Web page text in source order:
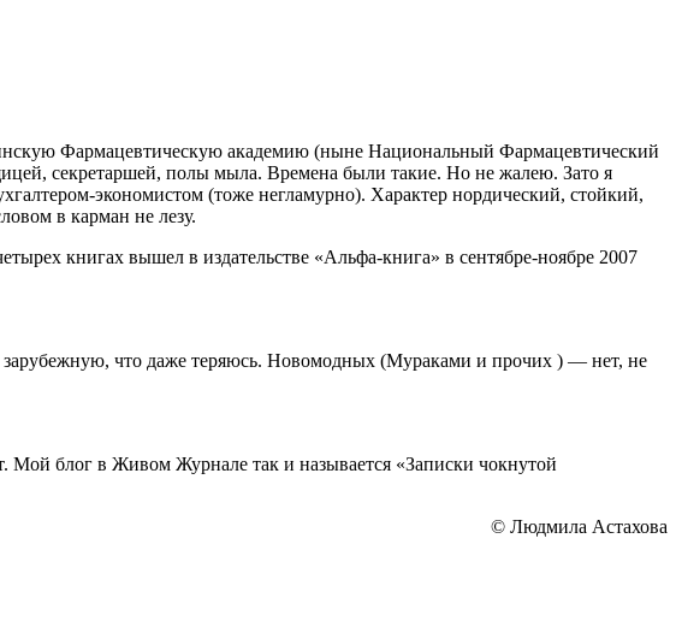
Фармацевтическую академию (ныне Национальный Фармацевтический
секретаршей, полы мыла. Времена были такие. Но не жалею. Зато я
экономистом (тоже негламурно). Характер нордический, стойкий,
в карман не лезу.
книгах вышел в издательстве «Альфа-книга» в сентябре-ноябре 2007
зарубежную, что даже теряюсь. Новомодных (Мураками и прочих ) — нет, не
Мой блог в Живом Журнале так и называется «Записки чокнутой
© Людмила Астахова